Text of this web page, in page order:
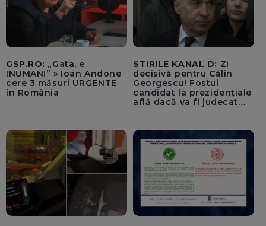
GSP.RO: „Gata, e
INUMAN!” » Ioan Andone
cere 3 măsuri URGENTE
în România
STIRILE KANAL D: Zi
decisivă pentru Călin
Georgescu! Fostul
candidat la prezidențiale
află dacă va fi judecat